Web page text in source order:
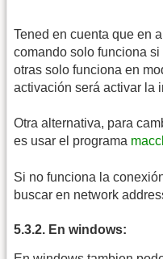
Tened en cuenta que en
comando solo funciona
otras solo funciona en
activación será activar la
Otra alternativa, para
es usar el programa
Si no funciona la
buscar en network
5.3.2. En windows: